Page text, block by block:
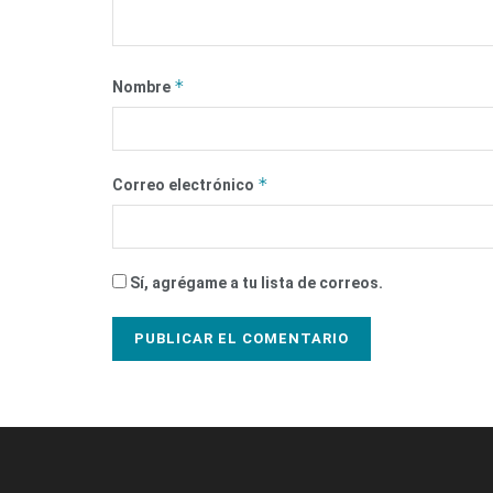
Nombre *
Correo electrónico *
Sí, agrégame a tu lista de correos.